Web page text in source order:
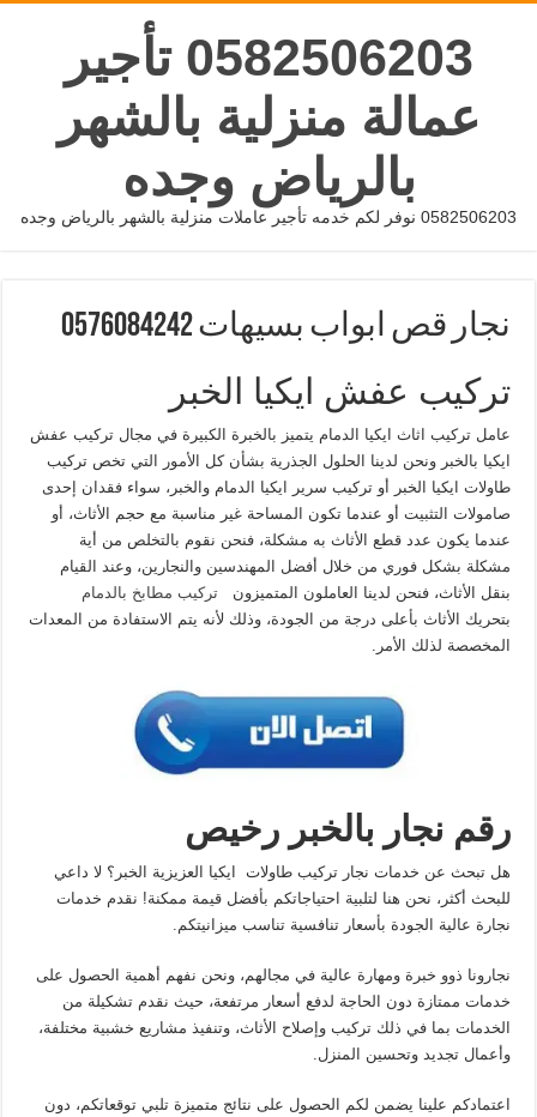
0582506203 تأجير
عمالة منزلية بالشهر
بالرياض وجده
0582506203 نوفر لكم خدمه تأجير عاملات منزلية بالشهر بالرياض وجده
نجار قص ابواب بسيهات 0576084242
تركيب عفش ايكيا الخبر
عامل تركيب اثاث ايكيا الدمام يتميز بالخبرة الكبيرة في مجال تركيب عفش
ايكيا بالخبر ونحن لدينا الحلول الجذرية بشأن كل الأمور التي تخص تركيب
طاولات ايكيا الخبر أو تركيب سرير ايكيا الدمام والخبر، سواء فقدان إحدى
صامولات التثبيت أو عندما تكون المساحة غير مناسبة مع حجم الأثاث، أو
عندما يكون عدد قطع الأثاث به مشكلة، فنحن نقوم بالتخلص من أية
مشكلة بشكل فوري من خلال أفضل المهندسين والنجارين، وعند القيام
بنقل الأثاث، فنحن لدينا العاملون المتميزون
تركيب مطابخ بالدمام
بتحريك الأثاث بأعلى درجة من الجودة، وذلك لأنه يتم الاستفادة من المعدات
المخصصة لذلك الأمر.
رقم نجار بالخبر رخيص
هل تبحث عن خدمات نجار تركيب طاولات ايكيا العزيزية الخبر؟ لا داعي
للبحث أكثر، نحن هنا لتلبية احتياجاتكم بأفضل قيمة ممكنة! نقدم خدمات
نجارة عالية الجودة بأسعار تنافسية تناسب ميزانيتكم.
نجارونا ذوو خبرة ومهارة عالية في مجالهم، ونحن نفهم أهمية الحصول على
خدمات ممتازة دون الحاجة لدفع أسعار مرتفعة، حيث نقدم تشكيلة من
الخدمات بما في ذلك تركيب وإصلاح الأثاث، وتنفيذ مشاريع خشبية مختلفة،
وأعمال تجديد وتحسين المنزل.
اعتمادكم علينا يضمن لكم الحصول على نتائج متميزة تلبي توقعاتكم، دون